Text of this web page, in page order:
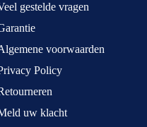
gestelde vragen
voorwaarden
Policy
uw klacht